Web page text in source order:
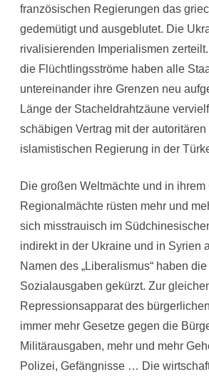
französischen Regierungen das
gedemütigt und ausgeblutet. Die
rivalisierenden Imperialismen
die Flüchtlingsströme haben alle
untereinander ihre Grenzen neu
Länge der Stacheldrahtzäune
schäbigen Vertrag mit der autoritären
islamistischen Regierung in der
Die großen Weltmächte und in
Regionalmächte rüsten mehr und
sich misstrauisch im
indirekt in der Ukraine und in Syrien
Namen des „Liberalismus“ haben
Sozialausgaben gekürzt. Zur
Repressionsapparat des
immer mehr Gesetze gegen die
Militärausgaben, mehr und mehr
Polizei, Gefängnisse … Die